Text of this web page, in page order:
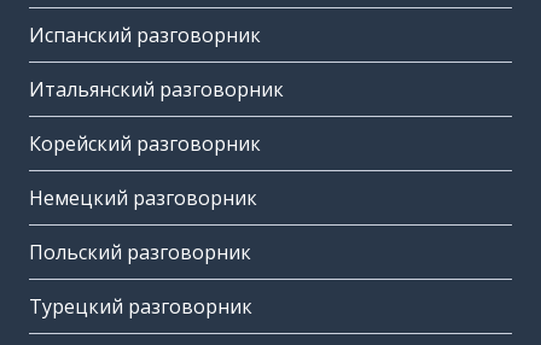
Испанский разговорник
Итальянский разговорник
Корейский разговорник
Немецкий разговорник
Польский разговорник
Турецкий разговорник